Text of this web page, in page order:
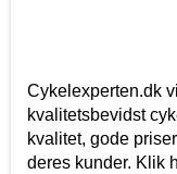
Cykelexperten.dk
kvalitetsbevidst
kvalitet, gode
deres kunder. Klik